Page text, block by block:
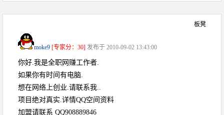
板凳
moke9 [专家分：30] 发布于 2010-09-02 13:43:00
你好.我是全职网赚工作者.
如果你有时间有电脑.
想在网络上创业.请联系我..
项目绝对真实.详情QQ空间资料
加盟请联系 QQ908889846